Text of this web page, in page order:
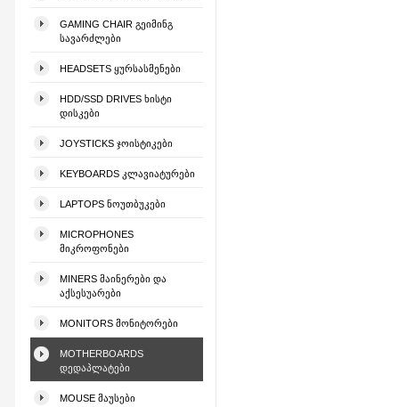
GAMING CHAIR ᲒᲔᲘᲛᲘᲜᲒ
ᲡᲐᲕᲐᲠᲫᲚᲔᲑᲘ
HEADSETS ᲧᲣᲠᲡᲐᲡᲛᲔᲜᲔᲑᲘ
HDD/SSD DRIVES ᲮᲘᲡᲢᲘ
ᲓᲘᲡᲙᲔᲑᲘ
JOYSTICKS ᲯᲝᲘᲡᲢᲘᲙᲔᲑᲘ
KEYBOARDS ᲙᲚᲐᲕᲘᲐᲢᲣᲠᲔᲑᲘ
LAPTOPS ᲜᲝᲣᲗᲑᲣᲙᲔᲑᲘ
MICROPHONES
ᲛᲘᲙᲠᲝᲤᲝᲜᲔᲑᲘ
MINERS ᲛᲐᲘᲜᲔᲠᲔᲑᲘ ᲓᲐ
ᲐᲥᲡᲔᲡᲣᲐᲠᲔᲑᲘ
MONITORS ᲛᲝᲜᲘᲢᲝᲠᲔᲑᲘ
MOTHERBOARDS
ᲓᲔᲓᲐᲞᲚᲐᲢᲔᲑᲘ
MOUSE ᲛᲐᲣᲡᲔᲑᲘ